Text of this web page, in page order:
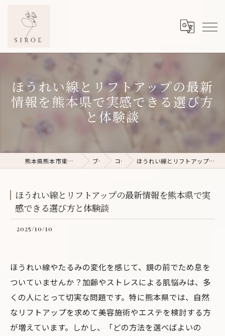
ほうれい線とリフトアップの最新
情報を熊本県で実感できる選び方
と体験談
熊本県熊本市東区のフェイシャルエステならSIROE ブログ コラム ほうれい線とリフトアップの最新情報を熊本県で実感できる選び方と体験談
ほうれい線とリフトアップの最新情報を熊本県で実
感できる選び方と体験談
2025/10/10
ほうれい線やたるみの変化を感じて、鏡の前でため息を
ついていませんか？加齢やストレスによる肌悩みは、多
くの人にとって切実な問題です。特に熊本県では、自然
なリフトアップを求めて美容施術やエステを検討する方
が増えています。しかし、「どの方法を選べばよいの